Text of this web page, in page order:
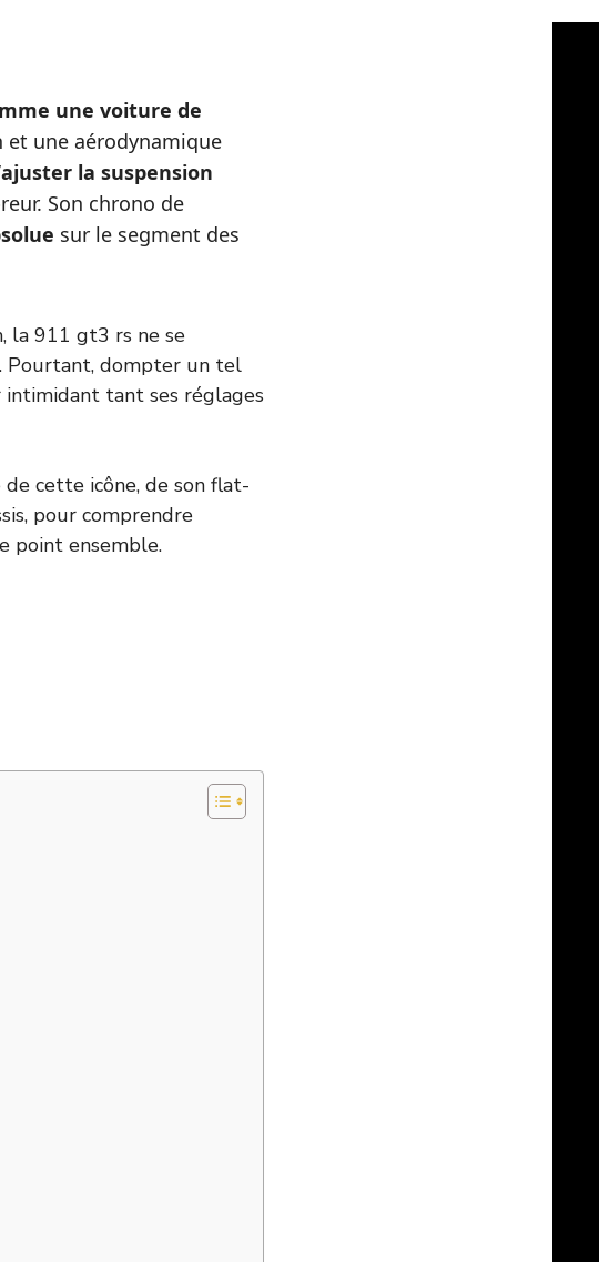
une voiture de
une aérodynamique
ajuster la suspension
Son chrono de
sur le segment des
la 911 gt3 rs ne se
. Pourtant, dompter un tel
tant ses réglages
cette icône, de son flat-
pour comprendre
point ensemble.